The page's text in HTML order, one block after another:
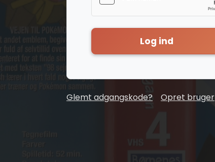
Log ind
Glemt adgangskode? Opret bruger